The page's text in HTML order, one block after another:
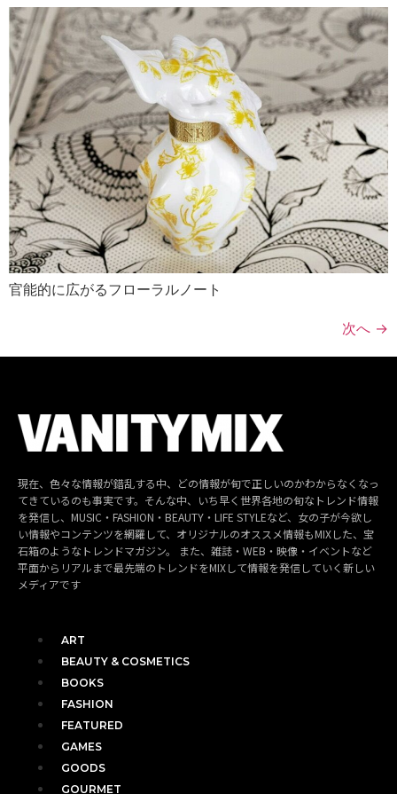
官能的に広がるフローラルノート
次へ →
現在、色々な情報が錯乱する中、どの情報が旬で正しいのかわからなくなっ
てきているのも事実です。そんな中、いち早く世界各地の旬なトレンド情報
を発信し、MUSIC・FASHION・BEAUTY・LIFE STYLEなど、女の子が今欲し
い情報やコンテンツを網羅して、オリジナルのオススメ情報もMIXした、宝
石箱のようなトレンドマガジン。 また、雑誌・WEB・映像・イベントなど
平面からリアルまで最先端のトレンドをMIXして情報を発信していく新しい
メディアです
ART
BEAUTY & COSMETICS
BOOKS
FASHION
FEATURED
GAMES
GOODS
GOURMET